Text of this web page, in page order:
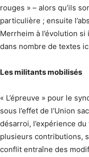
rouges » – alors qu’ils
particulière ; ensuite
Merrheim à l’évolution
dans nombre de textes
Les militants mobilisés
« L’épreuve » pour le
sous l’effet de l’Union
désarroi, l’expérience
plusieurs contributions,
conflit entraîne des